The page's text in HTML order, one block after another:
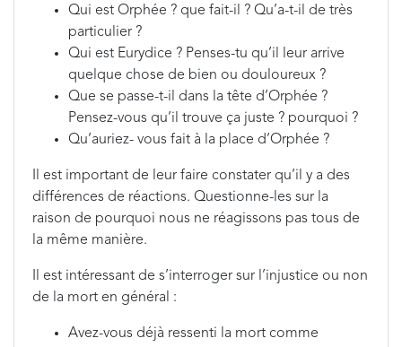
Qui est Orphée ? que fait-il ? Qu’a-t-il de très
particulier ?
Qui est Eurydice ? Penses-tu qu’il leur arrive
quelque chose de bien ou douloureux ?
Que se passe-t-il dans la tête d’Orphée ?
Pensez-vous qu’il trouve ça juste ? pourquoi ?
Qu’auriez- vous fait à la place d’Orphée ?
Il est important de leur faire constater qu’il y a des
différences de réactions. Questionne-les sur la
raison de pourquoi nous ne réagissons pas tous de
la même manière.
Il est intéressant de s’interroger sur l’injustice ou non
de la mort en général :
Avez-vous déjà ressenti la mort comme